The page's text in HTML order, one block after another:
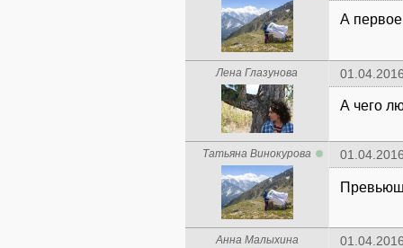
А
Лена Глазунова
А чего
Татьяна Винокурова
Анна Малыхина